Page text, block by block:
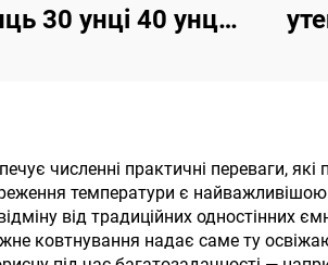
30 унці 40 унць
тумблер з
герметичною
соломкою та
численні практичні переваги,
температури є
від традиційних одностінних
ковтнування надає саме ту